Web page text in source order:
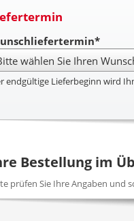
endgültige Lieferbeginn wird
Bestellung im
prüfen Sie Ihre Angaben und